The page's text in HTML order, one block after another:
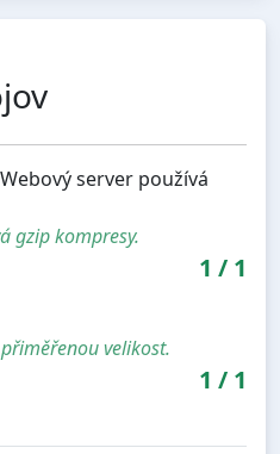
Webový server používá
gzip kompresy.
1 / 1
velikost.
1 / 1